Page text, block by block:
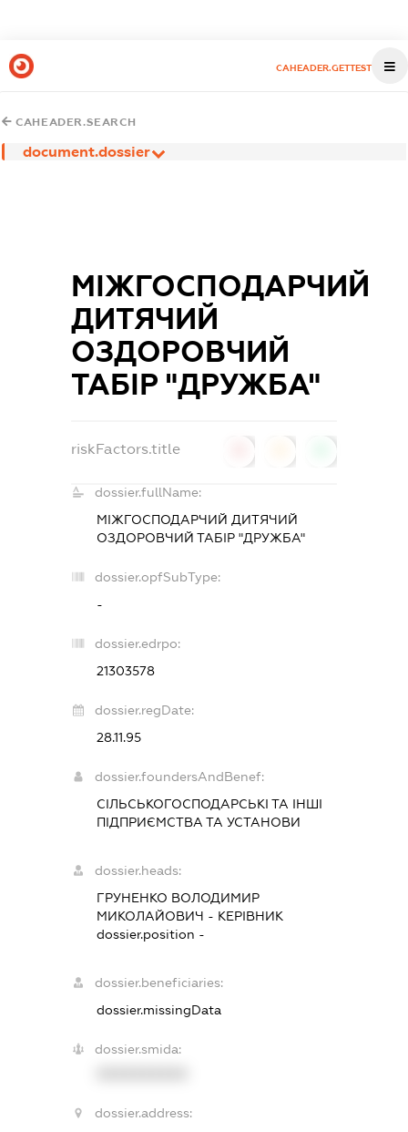
CAHEADER.GETTEST
CAHEADER.SEARCH
document.dossier
МІЖГОСПОДАРЧИЙ
ДИТЯЧИЙ
ОЗДОРОВЧИЙ
ТАБІР "ДРУЖБА"
riskFactors.title
dossier.fullName:
МІЖГОСПОДАРЧИЙ ДИТЯЧИЙ
ОЗДОРОВЧИЙ ТАБІР "ДРУЖБА"
dossier.opfSubType:
-
dossier.edrpo:
21303578
dossier.regDate:
28.11.95
dossier.foundersAndBenef:
СІЛЬСЬКОГОСПОДАРСЬКІ ТА ІНШІ
ПІДПРИЄМСТВА ТА УСТАНОВИ
dossier.heads:
ГРУНЕНКО ВОЛОДИМИР
МИКОЛАЙОВИЧ - КЕРІВНИК
dossier.position -
dossier.beneficiaries:
dossier.missingData
dossier.smida:
dossier.address: